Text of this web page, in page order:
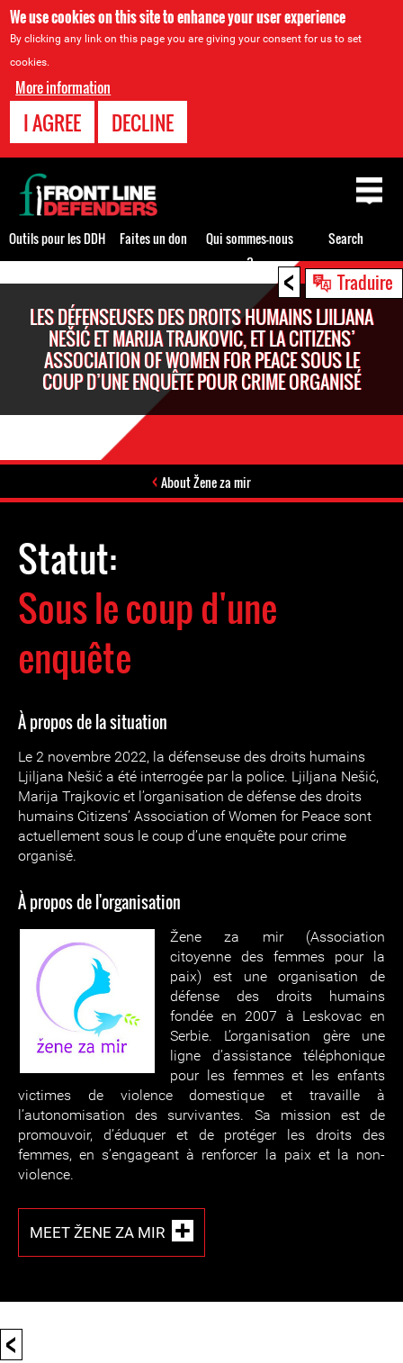
We use cookies on this site to enhance your user experience
By clicking any link on this page you are giving your consent for us to set
cookies.
More information
I AGREE DECLINE
< Traduire
LES DÉFENSEUSES DES DROITS HUMAINS LJILJANA
NEŠIĆ ET MARIJA TRAJKOVIC, ET LA CITIZENS’
ASSOCIATION OF WOMEN FOR PEACE SOUS LE
COUP D’UNE ENQUÊTE POUR CRIME ORGANISÉ
About Žene za mir
Statut:
Sous le coup d'une
enquête
À propos de la situation
Le 2 novembre 2022, la défenseuse des droits humains
Ljiljana Nešić a été interrogée par la police. Ljiljana Nešić,
Marija Trajkovic et l’organisation de défense des droits
humains Citizens’ Association of Women for Peace sont
actuellement sous le coup d’une enquête pour crime
organisé.
À propos de l'organisation
Žene za mir (Association
citoyenne des femmes pour la
paix) est une organisation de
défense des droits humains
fondée en 2007 à Leskovac en
Serbie. L’organisation gère une
ligne d’assistance téléphonique
pour les femmes et les enfants
victimes de violence domestique et travaille à
l’autonomisation des survivantes. Sa mission est de
promouvoir, d’éduquer et de protéger les droits des
femmes, en s’engageant à renforcer la paix et la non-
violence.
MEET ŽENE ZA MIR
<
Back
to
top
Outils pour les DDH Faites un don
Qui sommes-nous
?
Search